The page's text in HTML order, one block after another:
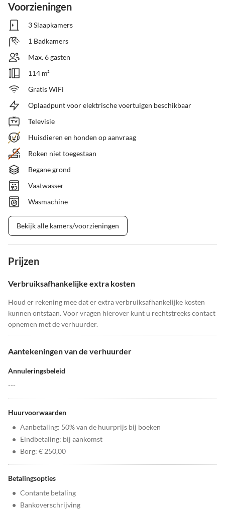
Voorzieningen
3 Slaapkamers
1 Badkamers
Max. 6 gasten
114 m²
Gratis WiFi
Oplaadpunt voor elektrische voertuigen beschikbaar
Televisie
Huisdieren en honden op aanvraag
Roken niet toegestaan
Begane grond
Vaatwasser
Wasmachine
Bekijk alle kamers/voorzieningen
Prijzen
Verbruiksafhankelijke extra kosten
Houd er rekening mee dat er extra verbruiksafhankelijke kosten
kunnen ontstaan. Voor vragen hierover kunt u rechtstreeks contact
opnemen met de verhuurder.
Aantekeningen van de verhuurder
Annuleringsbeleid
---
Huurvoorwaarden
• Aanbetaling: 50% van de huurprijs bij boeken
• Eindbetaling: bij aankomst
• Borg: € 250,00
Betalingsopties
• Contante betaling
• Bankoverschrijving